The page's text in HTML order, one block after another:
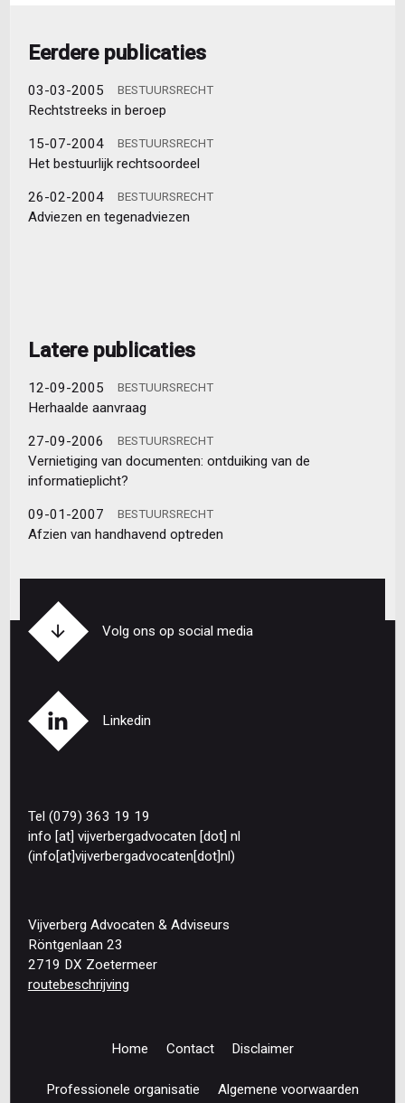
Eerdere publicaties
03-03-2005 BESTUURSRECHT
Rechtstreeks in beroep
15-07-2004 BESTUURSRECHT
Het bestuurlijk rechtsoordeel
26-02-2004 BESTUURSRECHT
Adviezen en tegenadviezen
Latere publicaties
12-09-2005 BESTUURSRECHT
Herhaalde aanvraag
27-09-2006 BESTUURSRECHT
Vernietiging van documenten: ontduiking van de
informatieplicht?
09-01-2007 BESTUURSRECHT
Afzien van handhavend optreden
Volg ons op social media
Linkedin
Tel (079) 363 19 19
info [at] vijverbergadvocaten [dot] nl
(info[at]vijverbergadvocaten[dot]nl)
Vijverberg Advocaten & Adviseurs
Röntgenlaan 23
2719 DX Zoetermeer
routebeschrijving
Home Contact Disclaimer
Professionele organisatie Algemene voorwaarden